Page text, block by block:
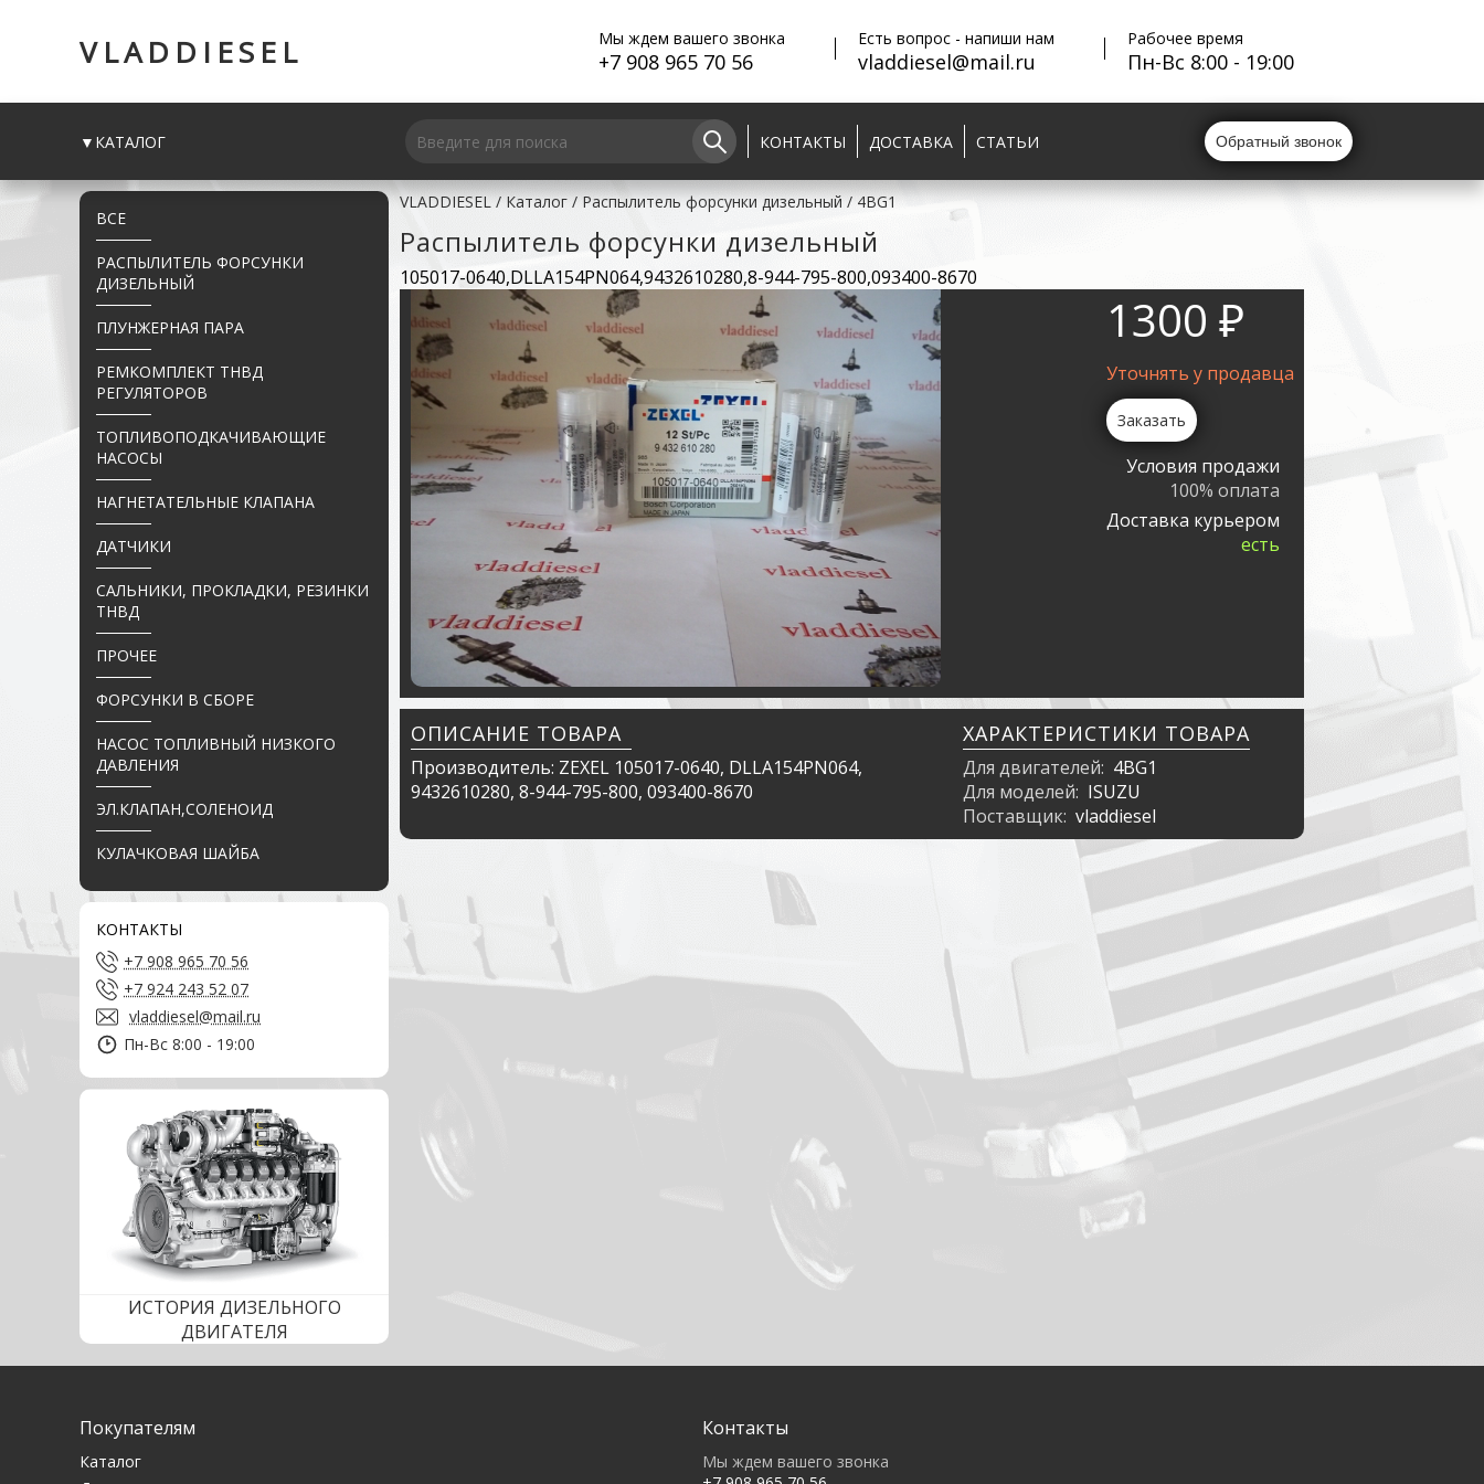
VLADDIESEL Мы ждем вашего звонка
+7 908 965 70 56
Есть вопрос - напиши нам
vladdiesel@mail.ru
Рабочее время
Пн-Вс 8:00 - 19:00
▼КАТАЛОГ КОНТАКТЫ ДОСТАВКА СТАТЬИ Обратный звонок
ВСЕ
РАСПЫЛИТЕЛЬ ФОРСУНКИ
ДИЗЕЛЬНЫЙ
ПЛУНЖЕРНАЯ ПАРА
РЕМКОМПЛЕКТ ТНВД
РЕГУЛЯТОРОВ
ТОПЛИВОПОДКАЧИВАЮЩИЕ
НАСОСЫ
НАГНЕТАТЕЛЬНЫЕ КЛАПАНА
ДАТЧИКИ
САЛЬНИКИ, ПРОКЛАДКИ, РЕЗИНКИ
ТНВД
ПРОЧЕЕ
ФОРСУНКИ В СБОРЕ
НАСОС ТОПЛИВНЫЙ НИЗКОГО
ДАВЛЕНИЯ
ЭЛ.КЛАПАН,СОЛЕНОИД
КУЛАЧКОВАЯ ШАЙБА
КОНТАКТЫ
+7 908 965 70 56
+7 924 243 52 07
vladdiesel@mail.ru
Пн-Вс 8:00 - 19:00
ИСТОРИЯ ДИЗЕЛЬНОГО
ДВИГАТЕЛЯ
VLADDIESEL/Каталог /Распылитель форсунки дизельный /4BG1
Распылитель форсунки дизельный
105017-0640,DLLA154PN064,9432610280,8-944-795-800,093400-8670
1300 ₽
Уточнять у продавца
Заказать
Условия продажи
100% оплата
Доставка курьером
есть
ОПИСАНИЕ ТОВАРА
Производитель: ZEXEL 105017-0640, DLLA154PN064,
9432610280, 8-944-795-800, 093400-8670
ХАРАКТЕРИСТИКИ ТОВАРА
Для двигателей: 4BG1
Для моделей: ISUZU
Поставщик: vladdiesel
Покупателям
Каталог
Контакты
Мы ждем вашего звонка